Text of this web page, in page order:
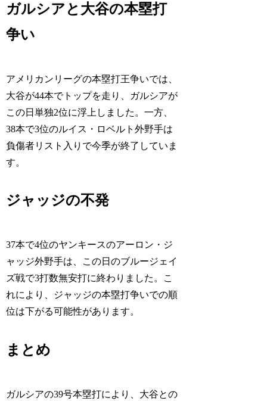
ガルシアと大谷の本塁打
争い
アメリカンリーグの本塁打王争いでは、
大谷が44本でトップを走り、ガルシアが
この日単独2位に浮上しました。一方、
38本で3位のルイス・ロベルト外野手は
負傷者リスト入りで今季が終了していま
す。
ジャッジの不発
37本で4位のヤンキースのアーロン・ジ
ャッジ外野手は、この日のブルージェイ
ズ戦で3打数無安打に終わりました。こ
れにより、ジャッジの本塁打争いでの順
位は下がる可能性があります。
まとめ
ガルシアの39号本塁打により、大谷との